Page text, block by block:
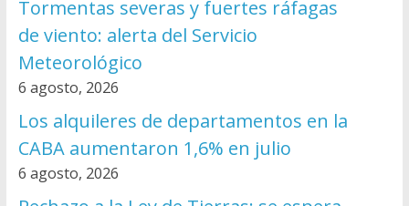
Tormentas severas y fuertes ráfagas
de viento: alerta del Servicio
Meteorológico
6 agosto, 2026
Los alquileres de departamentos en la
CABA aumentaron 1,6% en julio
6 agosto, 2026